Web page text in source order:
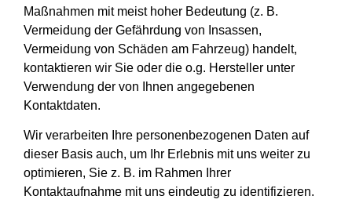
Maßnahmen mit meist hoher Bedeutung (z. B.
Vermeidung der Gefährdung von Insassen,
Vermeidung von Schäden am Fahrzeug) handelt,
kontaktieren wir Sie oder die o.g. Hersteller unter
Verwendung der von Ihnen angegebenen
Kontaktdaten.
Wir verarbeiten Ihre personenbezogenen Daten auf
dieser Basis auch, um Ihr Erlebnis mit uns weiter zu
optimieren, Sie z. B. im Rahmen Ihrer
Kontaktaufnahme mit uns eindeutig zu identifizieren.